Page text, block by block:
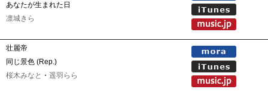
あなたが生まれた日
凛城きら
壮麗帝
同じ景色 (Rep.)
桜木みなと ・ 遥羽らら